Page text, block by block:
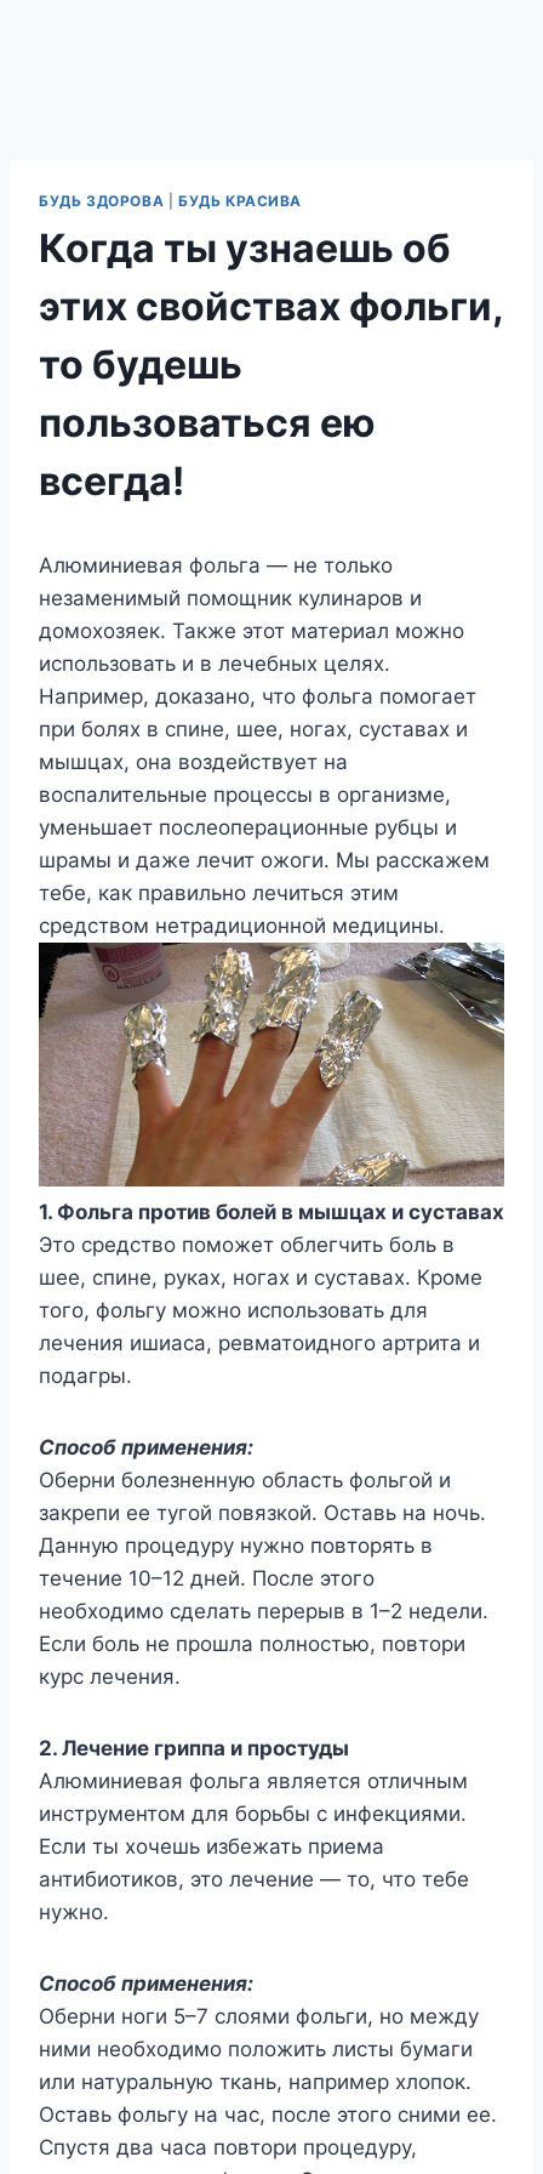
БУДЬ ЗДОРОВА БУДЬ КРАСИВА
Когда ты узнаешь об
этих свойствах фольги,
то будешь
пользоваться ею
всегда!
Алюминиевая фольга — не только
незаменимый помощник кулинаров и
домохозяек. Также этот материал можно
использовать и в лечебных целях.
Например, доказано, что фольга помогает
при болях в спине, шее, ногах, суставах и
мышцах, она воздействует на
воспалительные процессы в организме,
уменьшает послеоперационные рубцы и
шрамы и даже лечит ожоги. Мы расскажем
тебе, как правильно лечиться этим
средством нетрадиционной медицины.
1. Фольга против болей в мышцах и суставах
Это средство поможет облегчить боль в
шее, спине, руках, ногах и суставах. Кроме
того, фольгу можно использовать для
лечения ишиаса, ревматоидного артрита и
подагры.
Способ применения:
Оберни болезненную область фольгой и
закрепи ее тугой повязкой. Оставь на ночь.
Данную процедуру нужно повторять в
течение 10–12 дней. После этого
необходимо сделать перерыв в 1–2 недели.
Если боль не прошла полностью, повтори
курс лечения.
2. Лечение гриппа и простуды
Алюминиевая фольга является отличным
инструментом для борьбы с инфекциями.
Если ты хочешь избежать приема
антибиотиков, это лечение — то, что тебе
нужно.
Способ применения:
Оберни ноги 5–7 слоями фольги, но между
ними необходимо положить листы бумаги
или натуральную ткань, например хлопок.
Оставь фольгу на час, после этого сними ее.
Спустя два часа повтори процедуру,